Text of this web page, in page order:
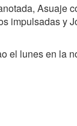
Asuaje
impulsadas y
el lunes en la